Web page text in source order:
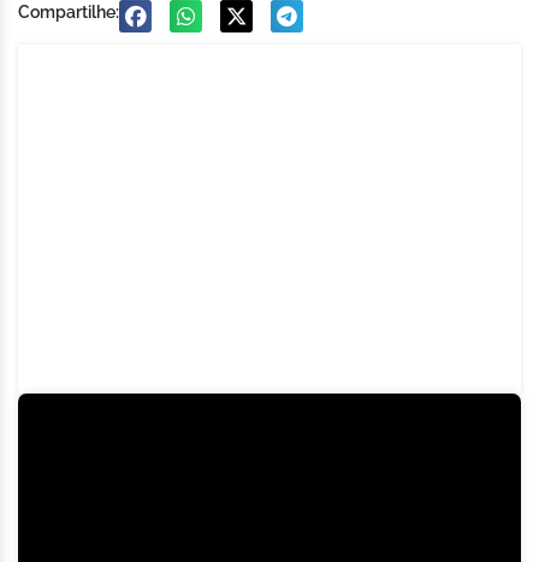
Compartilhe: